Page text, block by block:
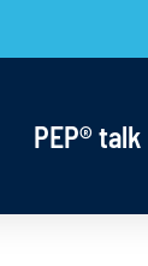
PEP® talk